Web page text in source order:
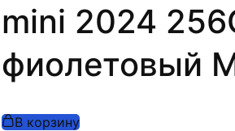
mini 2024
фиолетовый
В корзину